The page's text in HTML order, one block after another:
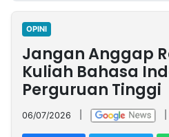
Nasional
International
Olahraga
Entertainment
Daerah
Pariwisata
Kuliner
Kolom
Network
OPINI
Jangan Anggap
Kuliah Bahasa
Perguruan Tinggi
06/07/2026